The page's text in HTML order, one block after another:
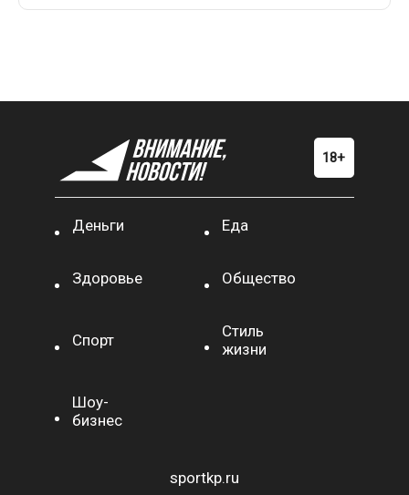
Деньги Еда
Здоровье Общество
Спорт
Стиль
жизни
Шоу-
бизнес
sportkp.ru